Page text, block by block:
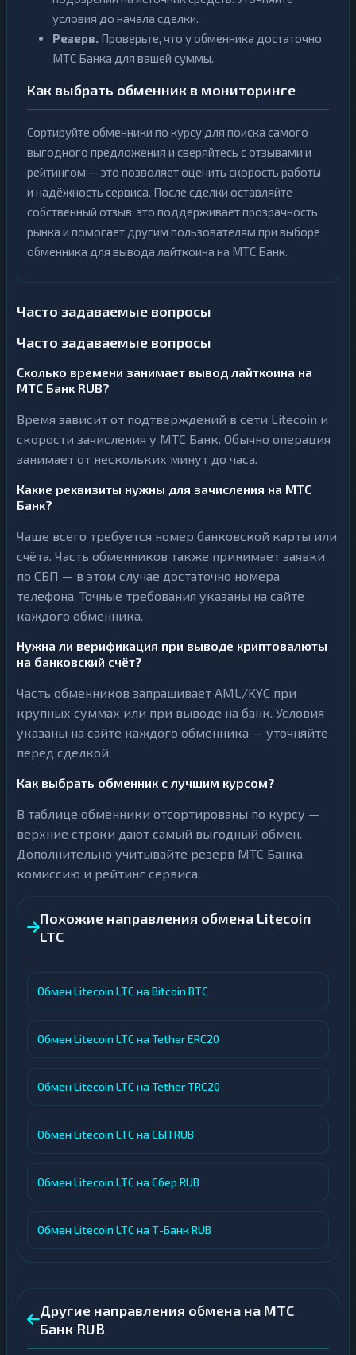
условия до начала сделки.
Резерв. Проверьте, что у обменника достаточно
МТС Банка для вашей суммы.
Как выбрать обменник в мониторинге
Сортируйте обменники по курсу для поиска самого
выгодного предложения и сверяйтесь с отзывами и
рейтингом — это позволяет оценить скорость работы
и надёжность сервиса. После сделки оставляйте
собственный отзыв: это поддерживает прозрачность
рынка и помогает другим пользователям при выборе
обменника для вывода лайткоина на МТС Банк.
Часто задаваемые вопросы
Часто задаваемые вопросы
Сколько времени занимает вывод лайткоина на
МТС Банк RUB?
Время зависит от подтверждений в сети Litecoin и
скорости зачисления у МТС Банк. Обычно операция
занимает от нескольких минут до часа.
Какие реквизиты нужны для зачисления на МТС
Банк?
Чаще всего требуется номер банковской карты или
счёта. Часть обменников также принимает заявки
по СБП — в этом случае достаточно номера
телефона. Точные требования указаны на сайте
каждого обменника.
Нужна ли верификация при выводе криптовалюты
на банковский счёт?
Часть обменников запрашивает AML/KYC при
крупных суммах или при выводе на банк. Условия
указаны на сайте каждого обменника — уточняйте
перед сделкой.
Как выбрать обменник с лучшим курсом?
В таблице обменники отсортированы по курсу —
верхние строки дают самый выгодный обмен.
Дополнительно учитывайте резерв МТС Банка,
комиссию и рейтинг сервиса.
Похожие направления обмена Litecoin
LTC
Обмен Litecoin LTC на Bitcoin BTC
Обмен Litecoin LTC на Tether ERC20
Обмен Litecoin LTC на Tether TRC20
Обмен Litecoin LTC на СБП RUB
Обмен Litecoin LTC на Сбер RUB
Обмен Litecoin LTC на Т-Банк RUB
Другие направления обмена на МТС
Банк RUB